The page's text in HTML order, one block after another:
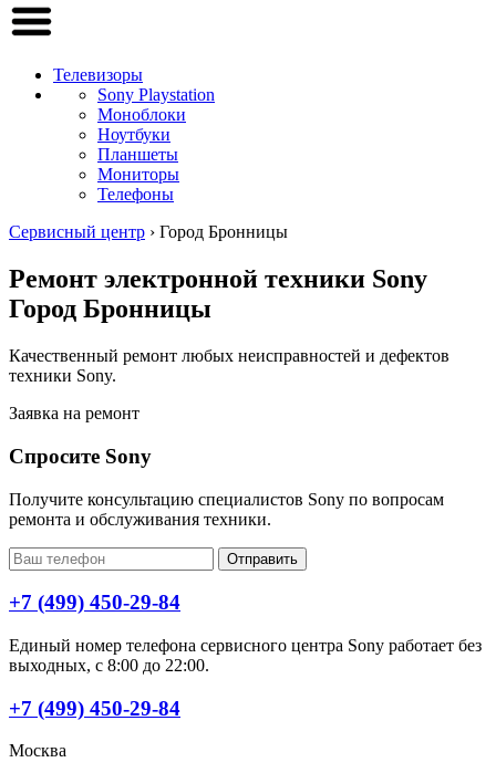
Телевизоры
Sony Playstation
Моноблоки
Ноутбуки
Планшеты
Мониторы
Телефоны
Сервисный центр › Город Бронницы
Ремонт электронной техники Sony
Город Бронницы
Качественный ремонт любых неисправностей и дефектов
техники Sony.
Заявка на ремонт
Спросите Sony
Получите консультацию специалистов Sony по вопросам
ремонта и обслуживания техники.
Отправить
+7 (499) 450-29-84
Единый номер телефона сервисного центра Sony работает без
выходных, с 8:00 до 22:00.
+7 (499) 450-29-84
Москва